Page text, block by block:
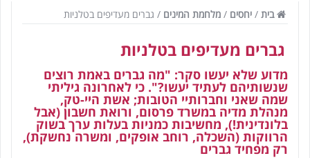
בית / יחסים / מלחמת המינים / גברים מעדיפים בטלניות
גברים מעדיפים בטלניות
מדוע שלא יעשו סקר: "מה גברים באמת רוצים
שנשותיהם לעתיד יעשו?". כי לאחרונה גיליתי
שמה שאני וחברותיי הטובות; אשת היי-טק,
מנהלת מדיה במשרד פרסום, ורואת חשבון (אבל
בלונדינית!), מחשיבות כמניות בעלות ערך בשוק
הרווקות (השכלה, רוחב אופקים, ומשרה נחשקת),
רק מפחיד גברים